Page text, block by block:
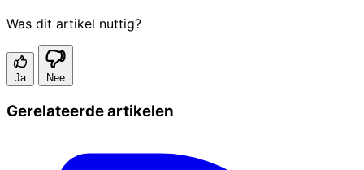
Was dit artikel nuttig?
Ja Nee
Gerelateerde artikelen